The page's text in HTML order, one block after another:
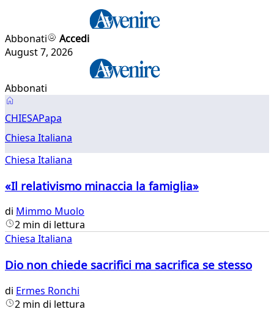
Abbonati
Accedi
August 7, 2026
Abbonati
Chiesa
CHIESAPapa
Chiesa Italiana
Chiesa Italiana
«Il relativismo minaccia la famiglia»
di Mimmo Muolo
2 min di lettura
Chiesa Italiana
Dio non chiede sacrifici ma sacrifica se stesso
di Ermes Ronchi
2 min di lettura